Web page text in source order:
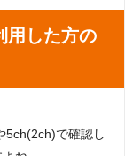
用した方の
5ch(2ch)で確認し